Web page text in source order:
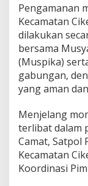
Pengamanan
Kecamatan
dilakukan
bersama
(Muspika)
gabungan,
yang aman
Menjelang
terlibat dalam
Camat, Satpol
Kecamatan
Koordinasi